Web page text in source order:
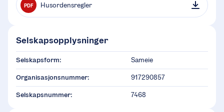
PDF Husordensregler
Selskapsopplysninger
Selskapsform: Sameie
Organisasjonsnummer: 917290857
Selskapsnummer: 7468